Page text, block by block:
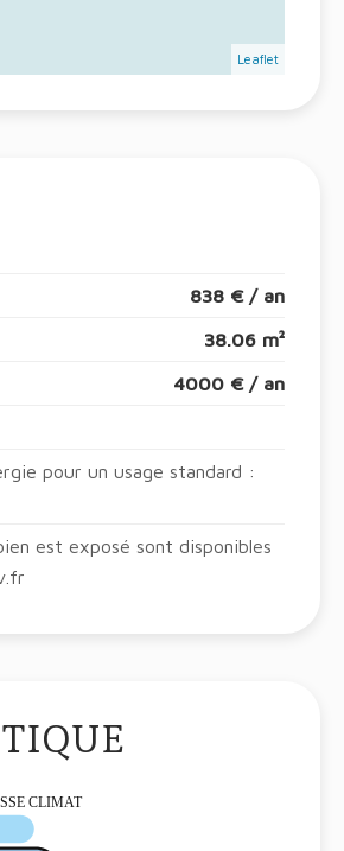
Leaflet
838 € / an
38.06 m²
4000 € / an
pour un usage standard :
est exposé sont disponibles